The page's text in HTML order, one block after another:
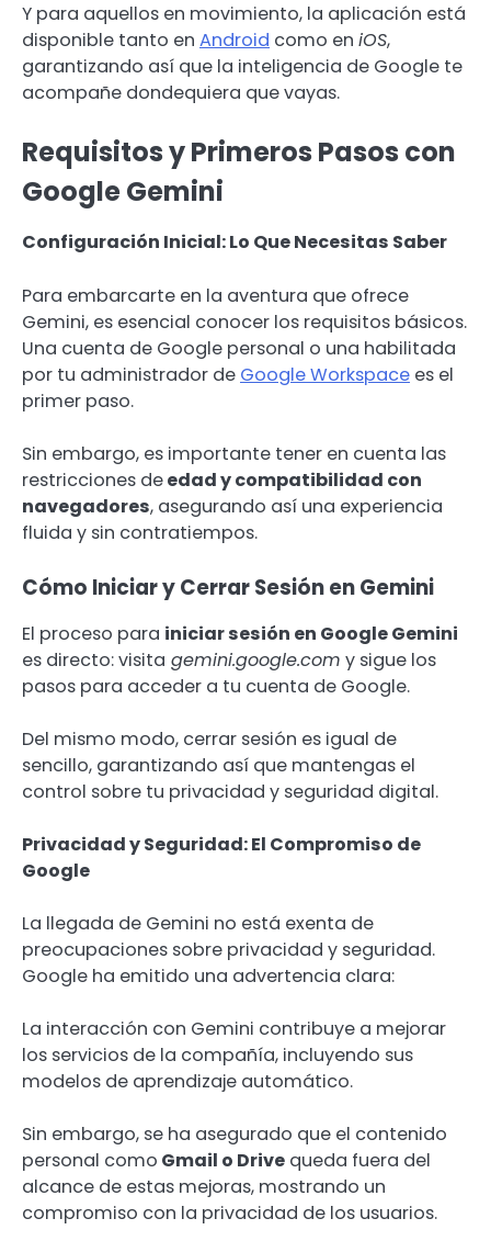
Y para aquellos en movimiento, la aplicación está
disponible tanto en Android como en iOS,
garantizando así que la inteligencia de Google te
acompañe dondequiera que vayas.
Requisitos y Primeros Pasos con
Google Gemini
Configuración Inicial: Lo Que Necesitas Saber
Para embarcarte en la aventura que ofrece
Gemini, es esencial conocer los requisitos básicos.
Una cuenta de Google personal o una habilitada
por tu administrador de Google Workspace es el
primer paso.
Sin embargo, es importante tener en cuenta las
restricciones deedad y compatibilidad con
navegadores, asegurando así una experiencia
fluida y sin contratiempos.
Cómo Iniciar y Cerrar Sesión en Gemini
El proceso para iniciar sesión en Google Gemini
es directo: visita gemini.google.com y sigue los
pasos para acceder a tu cuenta de Google.
Del mismo modo, cerrar sesión es igual de
sencillo, garantizando así que mantengas el
control sobre tu privacidad y seguridad digital.
Privacidad y Seguridad: El Compromiso de
Google
La llegada de Gemini no está exenta de
preocupaciones sobre privacidad y seguridad.
Google ha emitido una advertencia clara:
La interacción con Gemini contribuye a mejorar
los servicios de la compañía, incluyendo sus
modelos de aprendizaje automático.
Sin embargo, se ha asegurado que el contenido
personal como Gmail o Drive queda fuera del
alcance de estas mejoras, mostrando un
compromiso con la privacidad de los usuarios.